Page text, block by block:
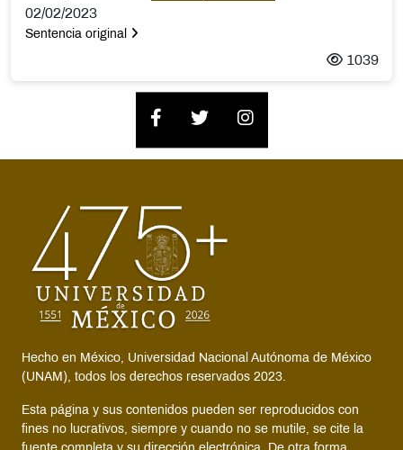
02/02/2023
Sentencia original
1039
Hecho en México, Universidad Nacional Autónoma de México
(UNAM), todos los derechos reservados 2023.
Esta página y sus contenidos pueden ser reproducidos con
fines no lucrativos, siempre y cuando no se mutile, se cite la